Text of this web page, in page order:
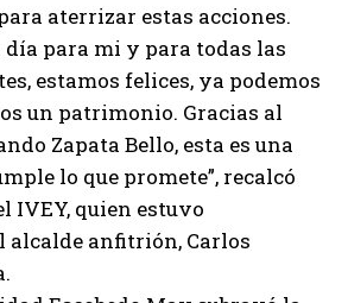
aterrizar estas acciones.
día para mi y para todas las
estamos felices, ya podemos
un patrimonio. Gracias al
Zapata Bello, esta es una
lo que promete”, recalcó
IVEY, quien estuvo
alcalde anfitrión, Carlos